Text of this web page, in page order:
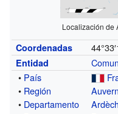
Localización de
Coordenadas
Entidad
• País
• Región
• Departamento